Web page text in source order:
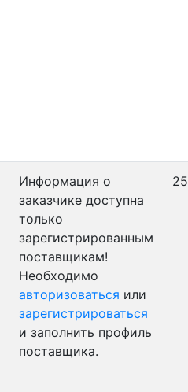
Информация о
заказчике доступна
только
зарегистрированным
поставщикам!
Необходимо
авторизоваться или
зарегистрироваться
и заполнить профиль
поставщика.